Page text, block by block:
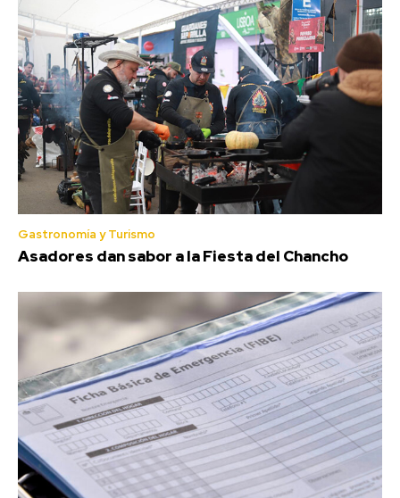
Gastronomía y Turismo
Asadores dan sabor a la Fiesta del Chancho